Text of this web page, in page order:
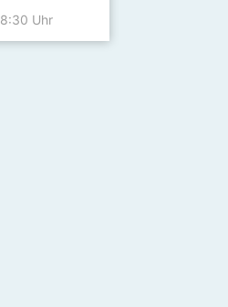
Uhr